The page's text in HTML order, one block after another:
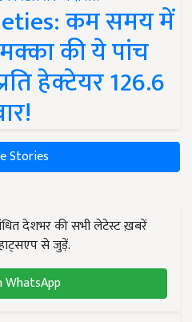
कम समय में
की ये पांच
हेक्टेयर 126.6
Stories
देशभर की सभी लेटेस्ट ख़बरें
से जुड़ें.
WhatsApp